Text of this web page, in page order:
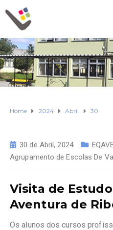
Home 2024 Abril 30
30 de Abril, 2024
Agrupamento de Escolas De
Visita de
Aventura de
Os alunos dos cursos